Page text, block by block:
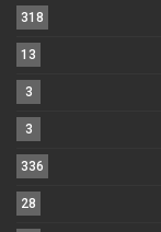
318
13
3
3
336
28